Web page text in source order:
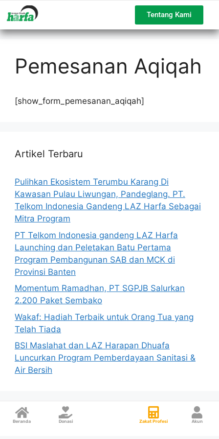
Tentang Kami
Pemesanan Aqiqah
[show_form_pemesanan_aqiqah]
Artikel Terbaru
Pulihkan Ekosistem Terumbu Karang Di
Kawasan Pulau Liwungan, Pandeglang. PT.
Telkom Indonesia Gandeng LAZ Harfa Sebagai
Mitra Program
PT Telkom Indonesia gandeng LAZ Harfa
Launching dan Peletakan Batu Pertama
Program Pembangunan SAB dan MCK di
Provinsi Banten
Momentum Ramadhan, PT SGPJB Salurkan
2.200 Paket Sembako
Wakaf: Hadiah Terbaik untuk Orang Tua yang
Telah Tiada
BSI Maslahat dan LAZ Harapan Dhuafa
Luncurkan Program Pemberdayaan Sanitasi &
Air Bersih
Beranda Donasi Zakat Profesi Akun